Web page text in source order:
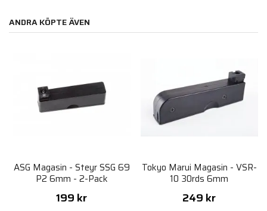
ANDRA KÖPTE ÄVEN
ASG Magasin - Steyr SSG 69
P2 6mm - 2-Pack
199 kr
Tokyo Marui Magasin - VSR-
10 30rds 6mm
249 kr